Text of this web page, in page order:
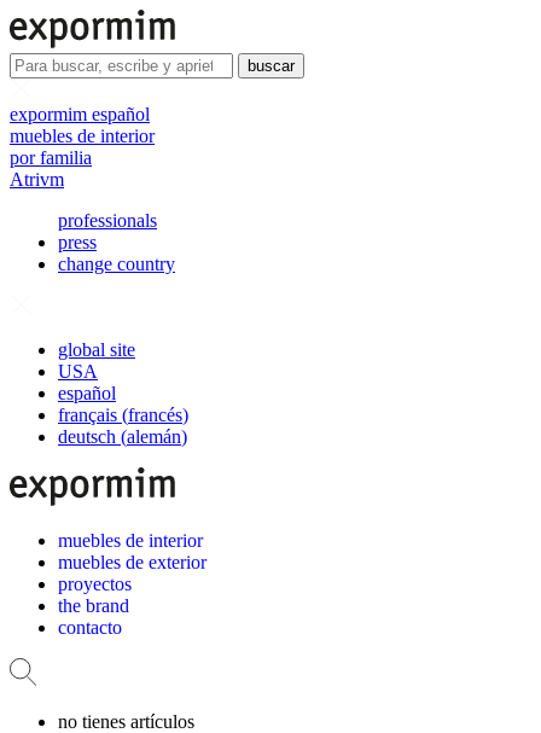
buscar
expormim español
muebles de interior
por familia
Atrivm
professionals
press
change country
global site
USA
español
français (francés)
deutsch (alemán)
muebles de interior
muebles de exterior
proyectos
the brand
contacto
no tienes artículos